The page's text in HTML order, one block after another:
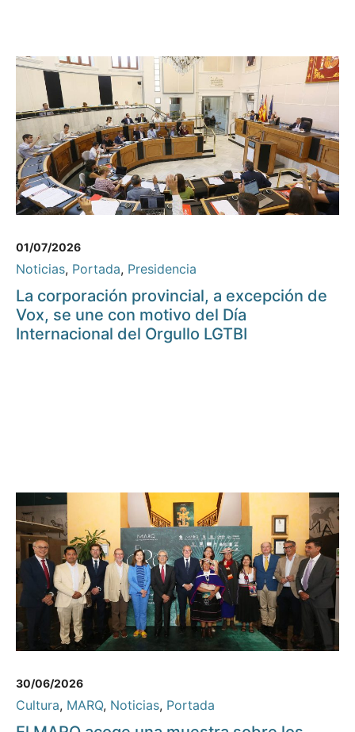
01/07/2026
Noticias, Portada, Presidencia
La corporación provincial, a excepción de
Vox, se une con motivo del Día
Internacional del Orgullo LGTBI
30/06/2026
Cultura, MARQ, Noticias, Portada